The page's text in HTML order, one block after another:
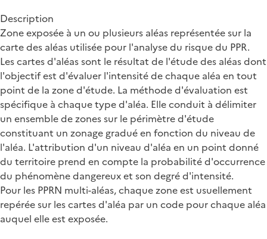
Description
Zone exposée à un ou plusieurs aléas représentée sur la
carte des aléas utilisée pour l'analyse du risque du PPR.
Les cartes d'aléas sont le résultat de l'étude des aléas dont
l'objectif est d'évaluer l'intensité de chaque aléa en tout
point de la zone d'étude. La méthode d'évaluation est
spécifique à chaque type d'aléa. Elle conduit à délimiter
un ensemble de zones sur le périmètre d'étude
constituant un zonage gradué en fonction du niveau de
l'aléa. L'attribution d'un niveau d'aléa en un point donné
du territoire prend en compte la probabilité d'occurrence
du phénomène dangereux et son degré d'intensité.
Pour les PPRN multi-aléas, chaque zone est usuellement
repérée sur les cartes d'aléa par un code pour chaque aléa
auquel elle est exposée.